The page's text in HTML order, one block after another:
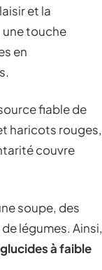
et la
une touche
en
fiable de
haricots rouges,
couvre
soupe, des
légumes. Ainsi,
glucides à faible